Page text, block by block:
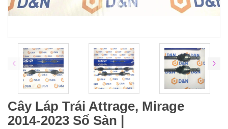
Cây Láp Trái Attrage, Mirage
2014-2023 Số Sàn |